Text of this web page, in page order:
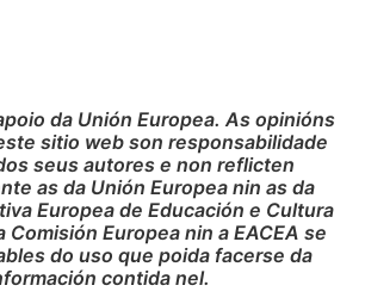
da Unión Europea. As opinións
sitio web son responsabilidade
seus autores e non reflicten
as da Unión Europea nin as da
Europea de Educación e Cultura
Comisión Europea nin a EACEA se
do uso que poida facerse da
contida nel.